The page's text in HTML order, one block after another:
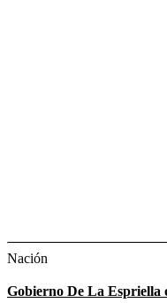
Nación
Gobierno De La Espriella